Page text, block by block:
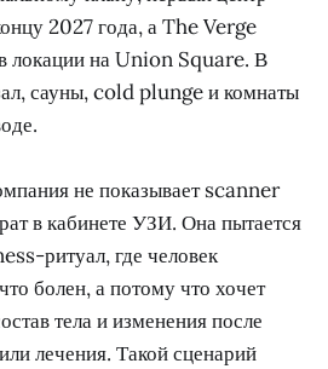
2027 года, а The Verge
локации на Union Square. В
сауны, cold plunge и комнаты
не показывает scanner
в кабинете УЗИ. Она пытается
ритуал, где человек
болен, а потому что хочет
тела и изменения после
лечения. Такой сценарий